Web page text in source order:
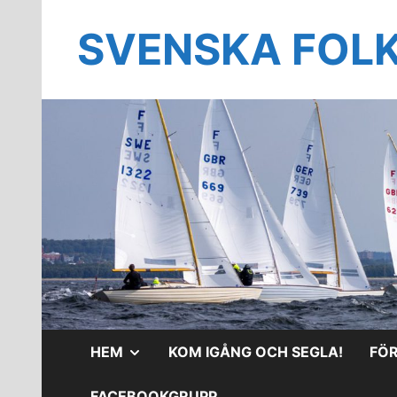
innehållSVENSKA
HEM VISAKOM IGÅNG OCH SEGLA!